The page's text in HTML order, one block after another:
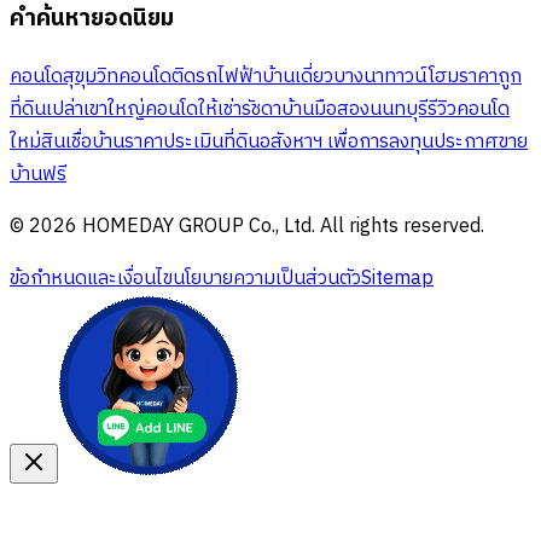
คำค้นหายอดนิยม
คอนโดสุขุมวิทคอนโดติดรถไฟฟ้าบ้านเดี่ยวบางนาทาวน์โฮมราคาถูก
ที่ดินเปล่าเขาใหญ่คอนโดให้เช่ารัชดาบ้านมือสองนนทบุรีรีวิวคอนโด
ใหม่สินเชื่อบ้านราคาประเมินที่ดินอสังหาฯ เพื่อการลงทุนประกาศขาย
บ้านฟรี
© 2026 HOMEDAY GROUP Co., Ltd. All rights reserved.
ข้อกำหนดและเงื่อนไขนโยบายความเป็นส่วนตัวSitemap